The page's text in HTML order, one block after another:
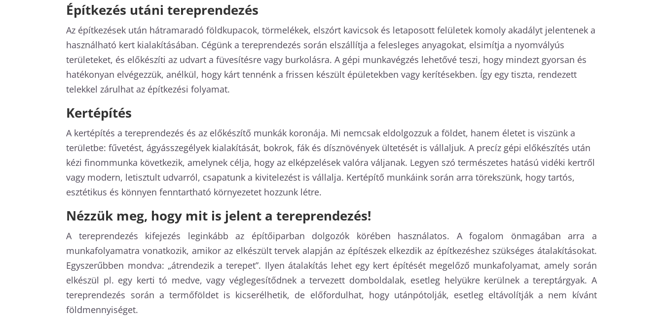
Építkezés utáni tereprendezés
Az építkezések után hátramaradó földkupacok, törmelékek, elszórt kavicsok és letaposott felületek komoly akadályt jelentenek a
használható kert kialakításában. Cégünk a tereprendezés során elszállítja a felesleges anyagokat, elsimítja a nyomvályús
területeket, és előkészíti az udvart a füvesítésre vagy burkolásra. A gépi munkavégzés lehetővé teszi, hogy mindezt gyorsan és
hatékonyan elvégezzük, anélkül, hogy kárt tennénk a frissen készült épületekben vagy kerítésekben. Így egy tiszta, rendezett
telekkel zárulhat az építkezési folyamat.
Kertépítés
A kertépítés a tereprendezés és az előkészítő munkák koronája. Mi nemcsak eldolgozzuk a földet, hanem életet is viszünk a
területbe: fűvetést, ágyásszegélyek kialakítását, bokrok, fák és dísznövények ültetését is vállaljuk. A precíz gépi előkészítés után
kézi finommunka következik, amelynek célja, hogy az elképzelések valóra váljanak. Legyen szó természetes hatású vidéki kertről
vagy modern, letisztult udvarról, csapatunk a kivitelezést is vállalja. Kertépítő munkáink során arra törekszünk, hogy tartós,
esztétikus és könnyen fenntartható környezetet hozzunk létre.
Nézzük meg, hogy mit is jelent a tereprendezés!
A tereprendezés kifejezés leginkább az építőiparban dolgozók körében használatos. A fogalom önmagában arra a
munkafolyamatra vonatkozik, amikor az elkészült tervek alapján az építészek elkezdik az építkezéshez szükséges átalakításokat.
Egyszerűbben mondva: „átrendezik a terepet”. Ilyen átalakítás lehet egy kert építését megelőző munkafolyamat, amely során
elkészül pl. egy kerti tó medve, vagy véglegesítődnek a tervezett domboldalak, esetleg helyükre kerülnek a tereptárgyak. A
tereprendezés során a termőföldet is kicserélhetik, de előfordulhat, hogy utánpótolják, esetleg eltávolítják a nem kívánt
földmennyiséget.